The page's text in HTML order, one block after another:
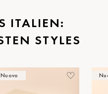
ITALIEN:
STYLES
Nuovo